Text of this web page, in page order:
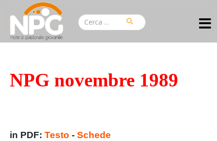
NPG novembre 1989
in PDF: Testo - Schede